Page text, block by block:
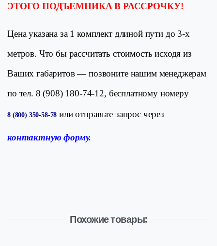
ЭТОГО ПОДЪЕМНИКА В РАССРОЧКУ!
Цена указана за 1 комплект длиной пути до 3-х
метров. Что бы рассчитать стоимость исходя из
Вашихгабаритов— позвоните нашим менеджерам
по тел. 8 (908) 180-74-12, бесплатному номеру
8 (800) 350-58-78 или отправьте запрос через
контактную форму.
Похожие товары: